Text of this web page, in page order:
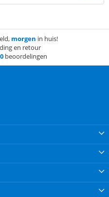
morgen in huis!
en retour
beoordelingen